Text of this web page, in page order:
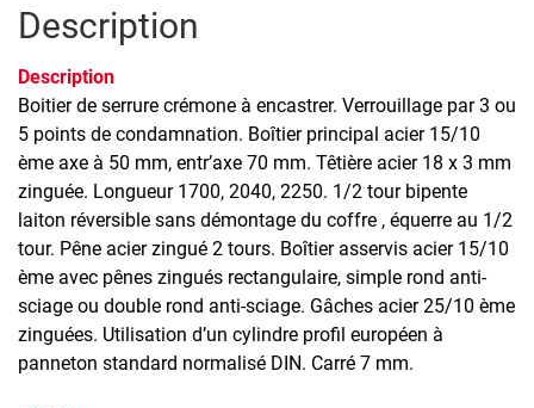
Description
Description
Boitier de serrure crémone à encastrer. Verrouillage par 3 ou
5 points de condamnation. Boîtier principal acier 15/10
ème axe à 50 mm, entr’axe 70 mm. Têtière acier 18 x 3 mm
zinguée. Longueur 1700, 2040, 2250. 1/2 tour bipente
laiton réversible sans démontage du coffre , équerre au 1/2
tour. Pêne acier zingué 2 tours. Boîtier asservis acier 15/10
ème avec pênes zingués rectangulaire, simple rond anti-
sciage ou double rond anti-sciage. Gâches acier 25/10 ème
zinguées. Utilisation d’un cylindre profil européen à
panneton standard normalisé DIN. Carré 7 mm.